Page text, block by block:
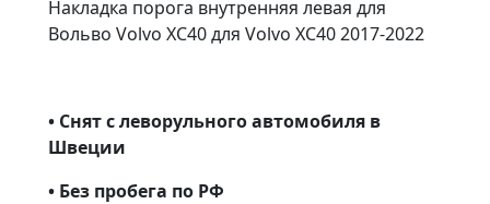
Накладка порога внутренняя левая для
Вольво Volvo XC40 для Volvo XC40 2017-2022
• Снят с леворульного автомобиля в
Швеции
• Без пробега по РФ